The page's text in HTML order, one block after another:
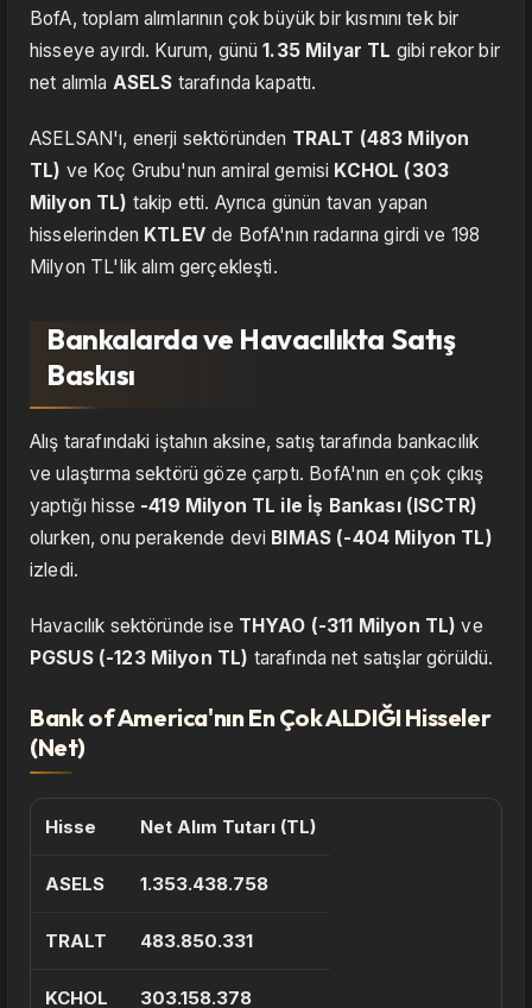
BofA, toplam alımlarının çok büyük bir kısmını tek bir
hisseye ayırdı. Kurum, günü1.35 Milyar TL gibi rekor bir
net alımla ASELS tarafında kapattı.
ASELSAN'ı, enerji sektöründen TRALT (483 Milyon
TL) ve Koç Grubu'nun amiral gemisi KCHOL (303
Milyon TL) takip etti. Ayrıca günün tavan yapan
hisselerinden KTLEV de BofA'nın radarına girdi ve 198
Milyon TL'lik alım gerçekleşti.
Bankalarda ve Havacılıkta Satış
Baskısı
Alış tarafındaki iştahın aksine, satış tarafında bankacılık
ve ulaştırma sektörü göze çarptı. BofA'nın en çok çıkış
yaptığı hisse -419 Milyon TL ile İş Bankası (ISCTR)
olurken, onu perakende devi BIMAS (-404 Milyon TL)
izledi.
Havacılık sektöründe ise THYAO (-311 Milyon TL) ve
PGSUS (-123 Milyon TL) tarafında net satışlar görüldü.
Bank of America'nın En Çok ALDIĞI Hisseler
(Net)
Hisse Net Alım Tutarı (TL)
ASELS 1.353.438.758
TRALT 483.850.331
KCHOL 303.158.378